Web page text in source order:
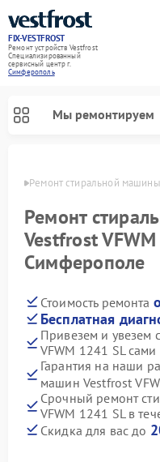
FIX-VESTFROST
Ремонт устройств Vestfrost
Специализированный
cервисный центр г.
Симферополь
Мы ремонтируем
Ремонт стиральной
Ремонт
Vestfrost
Симферополе
Стоимость ремонта
Бесплатная
Привезем и увезем
VFWM 1241 SL сами
Гарантия на наши
машин Vestfrost
Срочный ремонт
VFWM 1241 SL в
Скидка для вас до